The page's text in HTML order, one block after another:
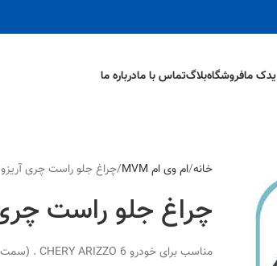
یدک مافروشگاهبلاگتماس با مادرباره ما
خانه ام وی ام MVM چراغ جلو راست چری آریزو 6
چراغ جلو راست چری
مناسب برای خودرو CHERY ARIZZO 6 . (سمت شاگرد )